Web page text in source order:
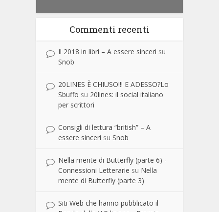
Commenti recenti
Il 2018 in libri – A essere sinceri su
Snob
20LINES È CHIUSO!!! E ADESSO?Lo
Sbuffo su 20lines: il social italiano
per scrittori
Consigli di lettura “british” – A
essere sinceri su Snob
Nella mente di Butterfly (parte 6) -
Connessioni Letterarie su Nella
mente di Butterfly (parte 3)
Siti Web che hanno pubblicato il